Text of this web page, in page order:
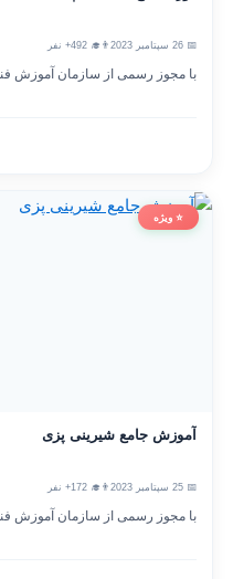
👨‍🎓 492+ نفر
با مجوز رسمی از سازمان آموزش
⭐ ویژه
آموزش جامع شیرینی پزی
👨‍🎓 172+ نفر
با مجوز رسمی از سازمان آموزش